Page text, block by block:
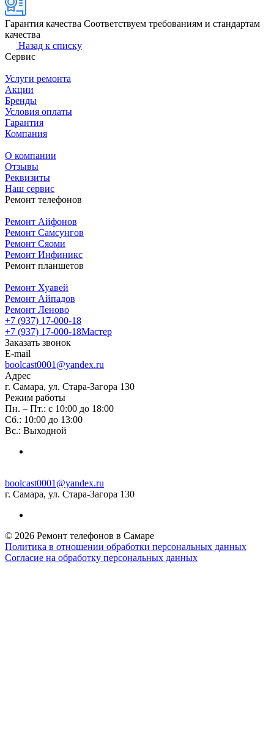
Гарантия качества Соответствуем требованиям и стандартам
качества
Назад к списку
Сервис
Услуги ремонта
Акции
Бренды
Условия оплаты
Гарантия
Компания
О компании
Отзывы
Реквизиты
Наш сервис
Ремонт телефонов
Ремонт Айфонов
Ремонт Самсунгов
Ремонт Сяоми
Ремонт Инфиникс
Ремонт планшетов
Ремонт Хуавей
Ремонт Айпадов
Ремонт Леново
+7 (937) 17-000-18
+7 (937) 17-000-18Мастер
Заказать звонок
E-mail
boolcast0001@yandex.ru
Адрес
г. Самара, ул. Стара-Загора 130
Режим работы
Пн. – Пт.: с 10:00 до 18:00
Сб.: 10:00 до 13:00
Вс.: Выходной
boolcast0001@yandex.ru
г. Самара, ул. Стара-Загора 130
© 2026 Ремонт телефонов в Самаре
Политика в отношении обработки персональных данных
Согласие на обработку персональных данных